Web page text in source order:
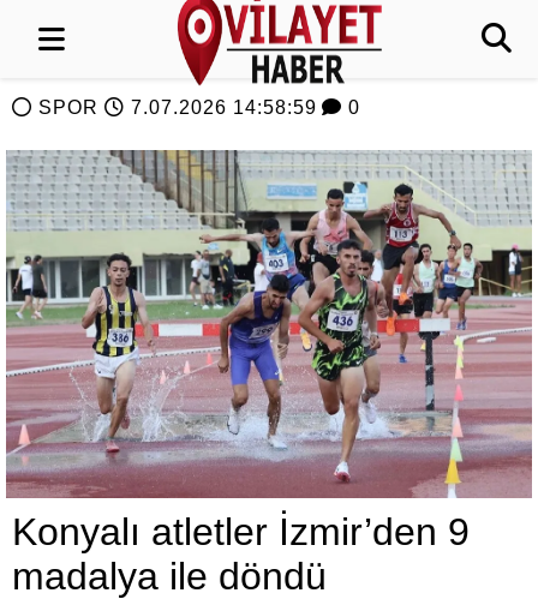
SPOR 7.07.2026 14:58:59 0
Konyalı atletler İzmir’den 9
madalya ile döndü